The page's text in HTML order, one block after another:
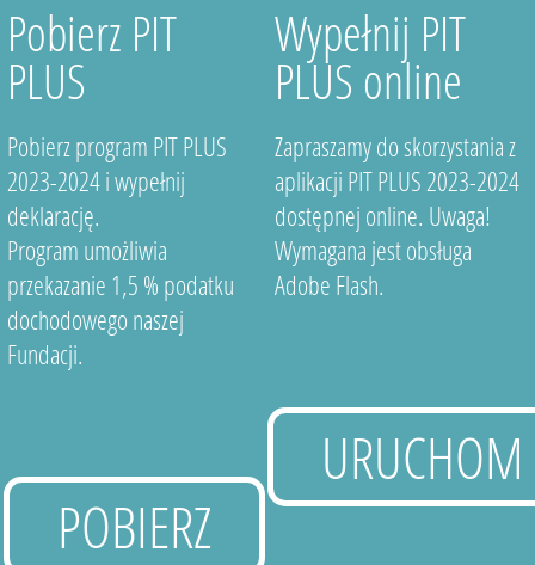
Pobierz PIT
PLUS
Pobierz program PIT PLUS
2023-2024 i wypełnij
deklarację.
Program umożliwia
przekazanie 1,5 % podatku
dochodowego naszej
Fundacji.
POBIERZ
Wypełnij PIT
PLUS online
Zapraszamy do skorzystania z
aplikacji PIT PLUS 2023-2024
dostępnej online. Uwaga!
Wymagana jest obsługa
Adobe Flash.
URUCHOM